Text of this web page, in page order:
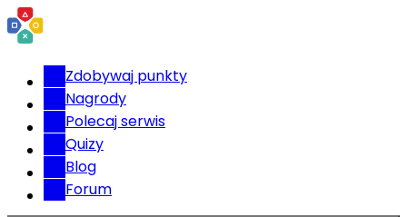
Zdobywaj punkty
Nagrody
Polecaj serwis
Quizy
Blog
Forum